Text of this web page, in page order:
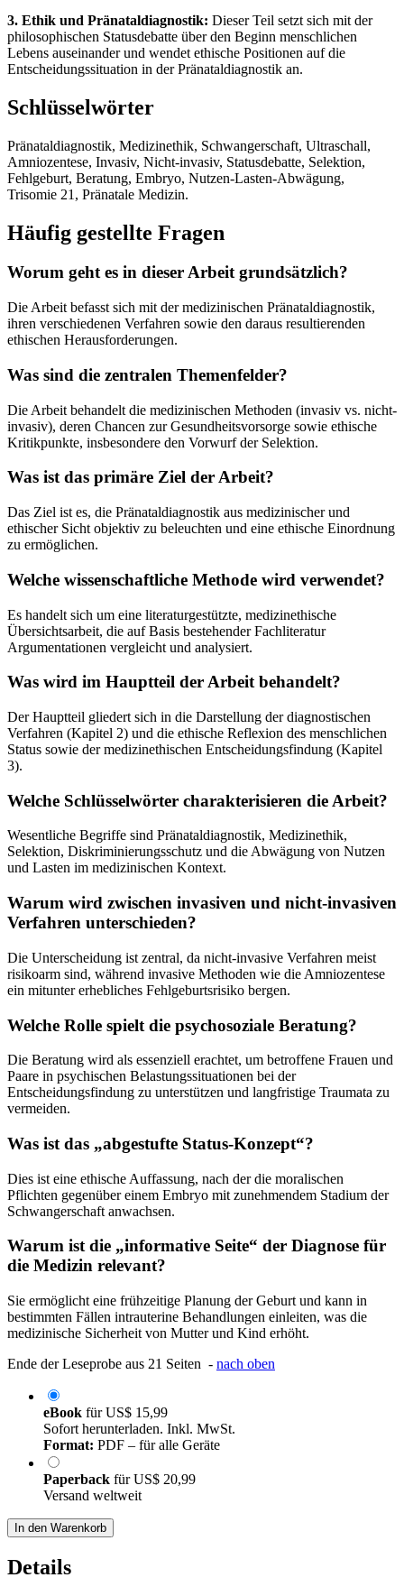
3. Ethik und Pränataldiagnostik: Dieser Teil setzt sich mit der
philosophischen Statusdebatte über den Beginn menschlichen
Lebens auseinander und wendet ethische Positionen auf die
Entscheidungssituation in der Pränataldiagnostik an.
Schlüsselwörter
Pränataldiagnostik, Medizinethik, Schwangerschaft, Ultraschall,
Amniozentese, Invasiv, Nicht-invasiv, Statusdebatte, Selektion,
Fehlgeburt, Beratung, Embryo, Nutzen-Lasten-Abwägung,
Trisomie 21, Pränatale Medizin.
Häufig gestellte Fragen
Worum geht es in dieser Arbeit grundsätzlich?
Die Arbeit befasst sich mit der medizinischen Pränataldiagnostik,
ihren verschiedenen Verfahren sowie den daraus resultierenden
ethischen Herausforderungen.
Was sind die zentralen Themenfelder?
Die Arbeit behandelt die medizinischen Methoden (invasiv vs. nicht-
invasiv), deren Chancen zur Gesundheitsvorsorge sowie ethische
Kritikpunkte, insbesondere den Vorwurf der Selektion.
Was ist das primäre Ziel der Arbeit?
Das Ziel ist es, die Pränataldiagnostik aus medizinischer und
ethischer Sicht objektiv zu beleuchten und eine ethische Einordnung
zu ermöglichen.
Welche wissenschaftliche Methode wird verwendet?
Es handelt sich um eine literaturgestützte, medizinethische
Übersichtsarbeit, die auf Basis bestehender Fachliteratur
Argumentationen vergleicht und analysiert.
Was wird im Hauptteil der Arbeit behandelt?
Der Hauptteil gliedert sich in die Darstellung der diagnostischen
Verfahren (Kapitel 2) und die ethische Reflexion des menschlichen
Status sowie der medizinethischen Entscheidungsfindung (Kapitel
3).
Welche Schlüsselwörter charakterisieren die Arbeit?
Wesentliche Begriffe sind Pränataldiagnostik, Medizinethik,
Selektion, Diskriminierungsschutz und die Abwägung von Nutzen
und Lasten im medizinischen Kontext.
Warum wird zwischen invasiven und nicht-invasiven
Verfahren unterschieden?
Die Unterscheidung ist zentral, da nicht-invasive Verfahren meist
risikoarm sind, während invasive Methoden wie die Amniozentese
ein mitunter erhebliches Fehlgeburtsrisiko bergen.
Welche Rolle spielt die psychosoziale Beratung?
Die Beratung wird als essenziell erachtet, um betroffene Frauen und
Paare in psychischen Belastungssituationen bei der
Entscheidungsfindung zu unterstützen und langfristige Traumata zu
vermeiden.
Was ist das „abgestufte Status-Konzept“?
Dies ist eine ethische Auffassung, nach der die moralischen
Pflichten gegenüber einem Embryo mit zunehmendem Stadium der
Schwangerschaft anwachsen.
Warum ist die „informative Seite“ der Diagnose für
die Medizin relevant?
Sie ermöglicht eine frühzeitige Planung der Geburt und kann in
bestimmten Fällen intrauterine Behandlungen einleiten, was die
medizinische Sicherheit von Mutter und Kind erhöht.
Ende der Leseprobe aus 21 Seiten - nach oben
eBook fürUS$ 15,99
Sofort herunterladen. Inkl. MwSt.
Format: PDF – für alle Geräte
Paperback fürUS$ 20,99
Versand weltweit
In den Warenkorb
Details